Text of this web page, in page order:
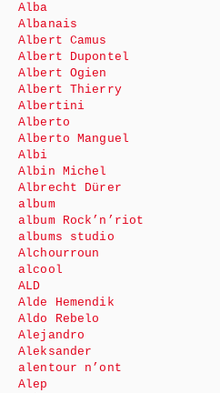
Alba
Albanais
Albert Camus
Albert Dupontel
Albert Ogien
Albert Thierry
Albertini
Alberto
Alberto Manguel
Albi
Albin Michel
Albrecht Dürer
album
album Rock’n’riot
albums studio
Alchourroun
alcool
ALD
Alde Hemendik
Aldo Rebelo
Alejandro
Aleksander
alentour n’ont
Alep